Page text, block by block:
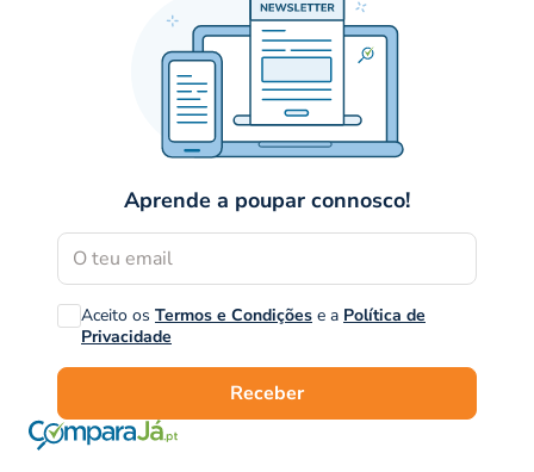
Aprende a poupar connosco!
Aceito os Termos e Condições e a Política de
Privacidade
Receber